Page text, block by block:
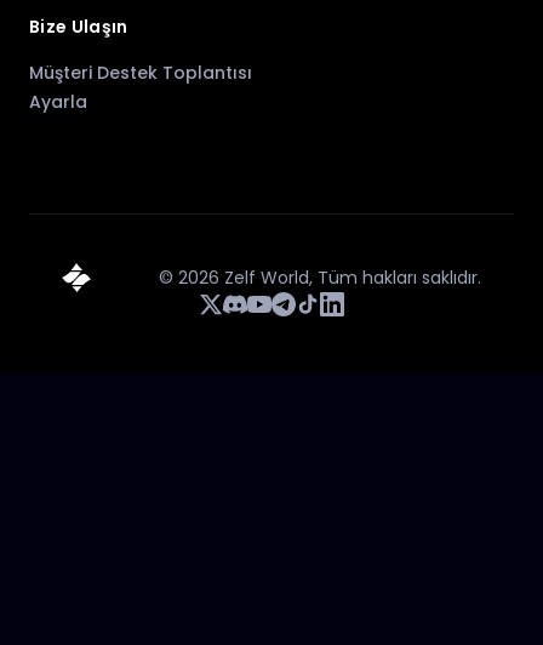
Bize Ulaşın
Müşteri Destek Toplantısı
Ayarla
© 2026 Zelf World, Tüm hakları saklıdır.